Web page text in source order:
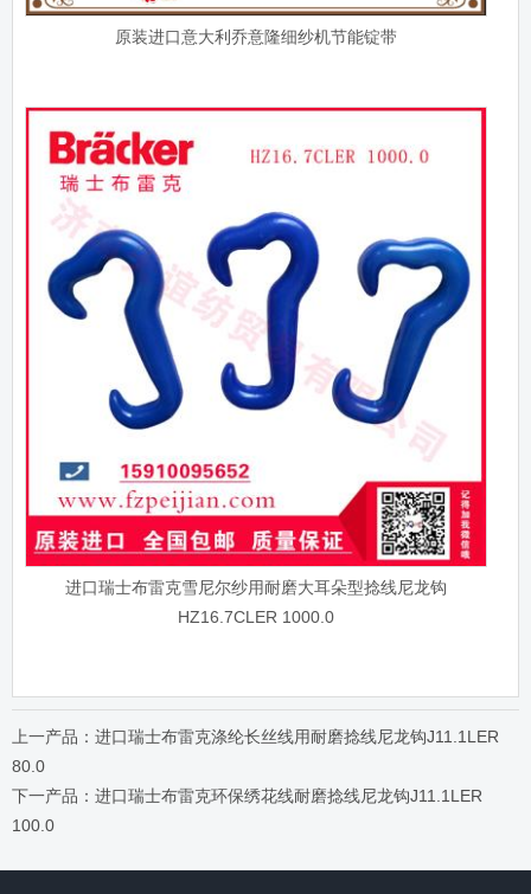
原装进口意大利乔意隆细纱机节能锭带
进口瑞士布雷克雪尼尔纱用耐磨大耳朵型捻线尼龙钩
HZ16.7CLER 1000.0
上一产品：进口瑞士布雷克涤纶长丝线用耐磨捻线尼龙钩J11.1LER
80.0
下一产品：进口瑞士布雷克环保绣花线耐磨捻线尼龙钩J11.1LER
100.0